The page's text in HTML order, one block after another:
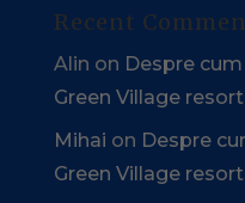
Recent
Alin on Despre
Green Village
Mihai on Despre
Green Village